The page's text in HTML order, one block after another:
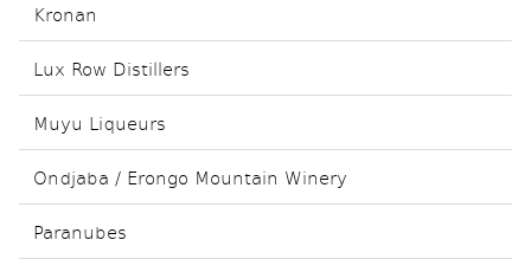
Kronan
Lux Row Distillers
Muyu Liqueurs
Ondjaba / Erongo Mountain Winery
Paranubes